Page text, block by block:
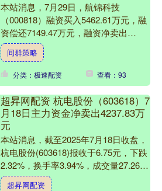
本站消息，7月29日，航锦科技
（000818）融资买入5462.61万元，融
资偿还7149.47万元，融资净卖出
1686.86万元，融资余额7.62亿元。 融
券....
间群策略
分类：极速配资 查看：93
超昇网配资 杭电股份（603618）7
月18日主力资金净卖出4237.83万
元
本站消息，截至2025年7月18日收盘，
杭电股份(603618)报收于6.75元，下跌
2.32%，换手率3.94%，成交量27.26万
手，成交额1.85亿元。 ....
超昇网配资